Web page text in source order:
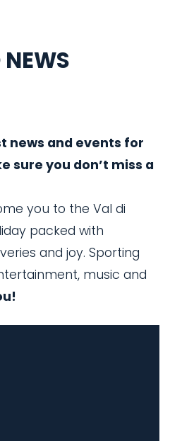
news and events for
sure you don’t miss a
you to the Val di
packed with
and joy. Sporting
music and